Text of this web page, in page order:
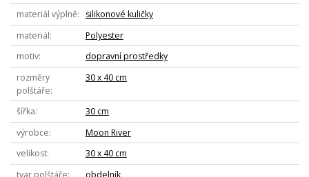
materiál výplně
silikonové kuličky
materiál
Polyester
motiv
dopravní prostředky
rozměry
polštáře
30 x 40 cm
šířka
30 cm
výrobce
Moon River
velikost
30 x 40 cm
tvar polštáře
obdelník